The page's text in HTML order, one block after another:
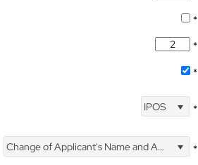
*
*
*
IPOS *
Change of Applicant's Name and Address *